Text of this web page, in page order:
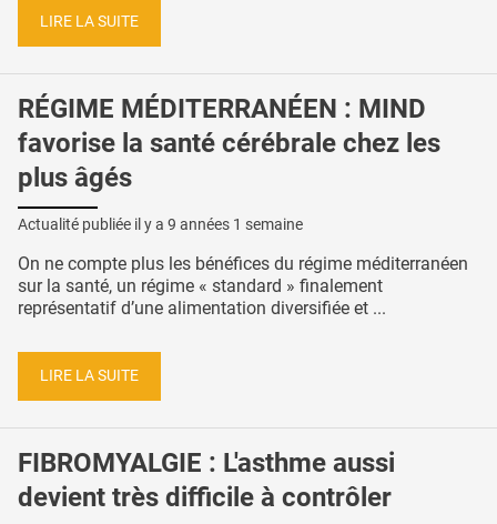
LIRE LA SUITE
RÉGIME MÉDITERRANÉEN : MIND
favorise la santé cérébrale chez les
plus âgés
Actualité publiée il y a 9 années 1 semaine
On ne compte plus les bénéfices du régime méditerranéen
sur la santé, un régime « standard » finalement
représentatif d’une alimentation diversifiée et ...
LIRE LA SUITE
FIBROMYALGIE : L'asthme aussi
devient très difficile à contrôler